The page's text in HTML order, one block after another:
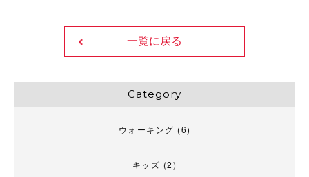
一覧に戻る
Category
ウォーキング (6)
キッズ (2)